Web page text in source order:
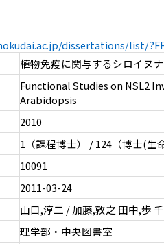
dissertations/list/
植物免疫に関与するシロイヌ
Functional Studies on NSL2
Arabidopsis
2010
1（課程博士） / 124（博士(生
10091
2011-03-24
山口,淳二 / 加藤,敦之 田中,歩
理学部・中央図書室